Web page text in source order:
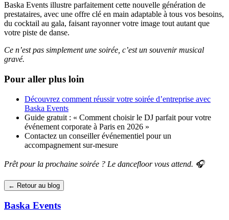
Baska Events illustre parfaitement cette nouvelle génération de
prestataires, avec une offre clé en main adaptable à tous vos besoins,
du cocktail au gala, faisant rayonner votre image tout autant que
votre piste de danse.
Ce n’est pas simplement une soirée, c’est un souvenir musical
gravé.
Pour aller plus loin
Découvrez comment réussir votre soirée d’entreprise avec
Baska Events
Guide gratuit : « Comment choisir le DJ parfait pour votre
événement corporate à Paris en 2026 »
Contactez un conseiller événementiel pour un
accompagnement sur-mesure
Prêt pour la prochaine soirée ? Le dancefloor vous attend. 🎧
← Retour au blog
Baska Events